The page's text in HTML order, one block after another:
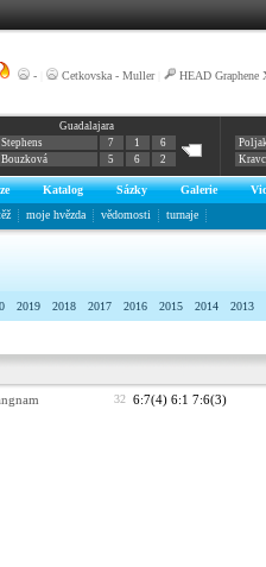
- Cetkovska - Muller| HEAD Graphene
Guadalajara
Stephens
7 1
6
Bouzková
5 6 2
Katalog Sázky Galerie
moje hvězda vědomosti turnaje
2019 2018 2017 2016 2015 2014 2013
32 6:7(4) 6:1 7:6(3)